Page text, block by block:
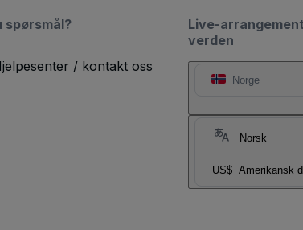
Live-
verden
Norge
Norsk
US$ Amerikansk
spørsmål?
/ kontakt oss